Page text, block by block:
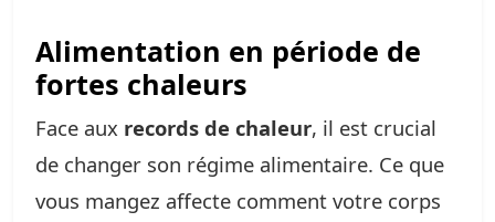
Alimentation en période de
fortes chaleurs
Face aux records de chaleur, il est crucial
de changer son régime alimentaire. Ce que
vous mangez affecte comment votre corps